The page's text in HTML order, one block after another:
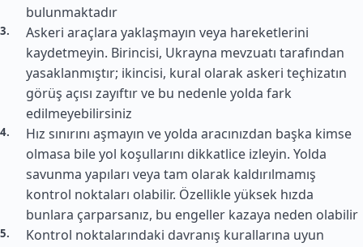
bulunmaktadır
Askeri araçlara yaklaşmayın veya hareketlerini
kaydetmeyin. Birincisi, Ukrayna mevzuatı tarafından
yasaklanmıştır; ikincisi, kural olarak askeri teçhizatın
görüş açısı zayıftır ve bu nedenle yolda fark
edilmeyebilirsiniz
Hız sınırını aşmayın ve yolda aracınızdan başka kimse
olmasa bile yol koşullarını dikkatlice izleyin. Yolda
savunma yapıları veya tam olarak kaldırılmamış
kontrol noktaları olabilir. Özellikle yüksek hızda
bunlara çarparsanız, bu engeller kazaya neden olabilir
Kontrol noktalarındaki davranış kurallarına uyun